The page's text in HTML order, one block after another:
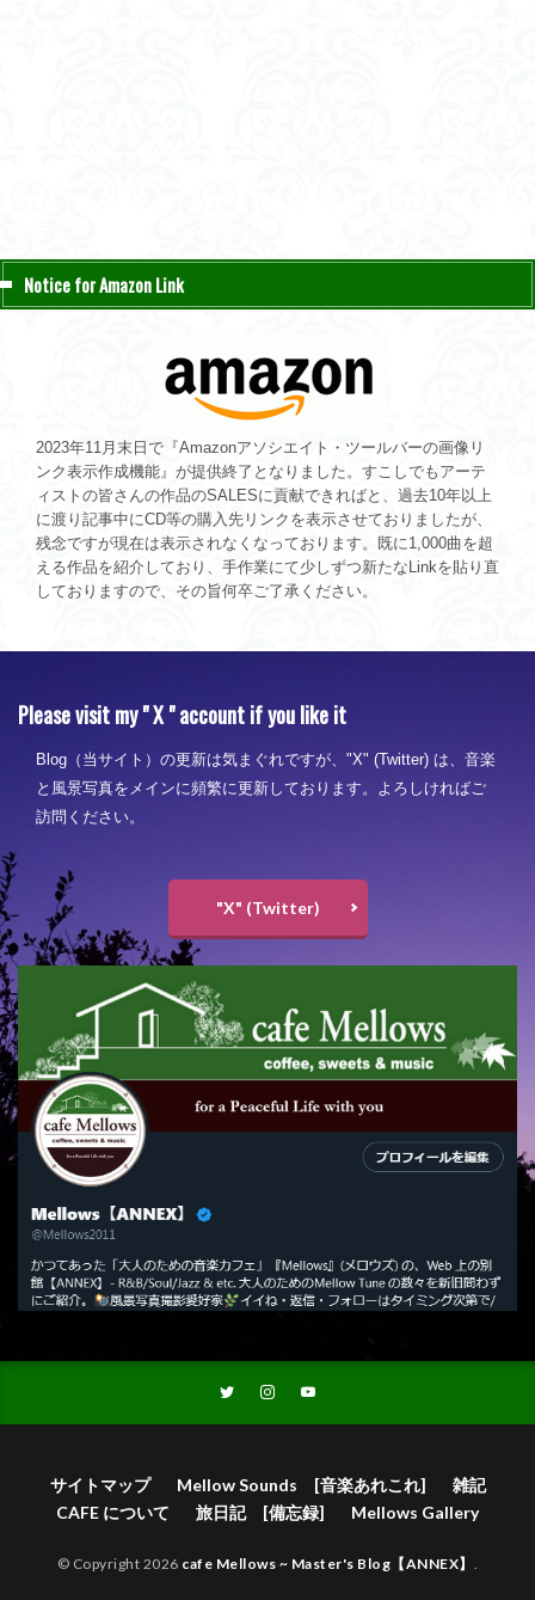
Notice for Amazon Link
2023年11月末日で『Amazonアソシエイト・ツールバーの画像リ
ンク表示作成機能』が提供終了となりました。すこしでもアーテ
ィストの皆さんの作品のSALESに貢献できればと、過去10年以上
に渡り記事中にCD等の購入先リンクを表示させておりましたが、
残念ですが現在は表示されなくなっております。既に1,000曲を超
える作品を紹介しており、手作業にて少しずつ新たなLinkを貼り直
しておりますので、その旨何卒ご了承ください。
Please visit my " X " account if you like it
Blog（当サイト）の更新は気まぐれですが、"X" (Twitter) は、音楽
と風景写真をメインに頻繁に更新しております。よろしければご
訪問ください。
"X" (Twitter)
サイトマップ Mellow Sounds [音楽あれこれ]
雑記
CAFE について
旅日記 [備忘録] Mellows Gallery
© Copyright 2026 cafe Mellows ~ Master's Blog【ANNEX】